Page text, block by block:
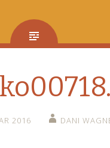
2016 DANI